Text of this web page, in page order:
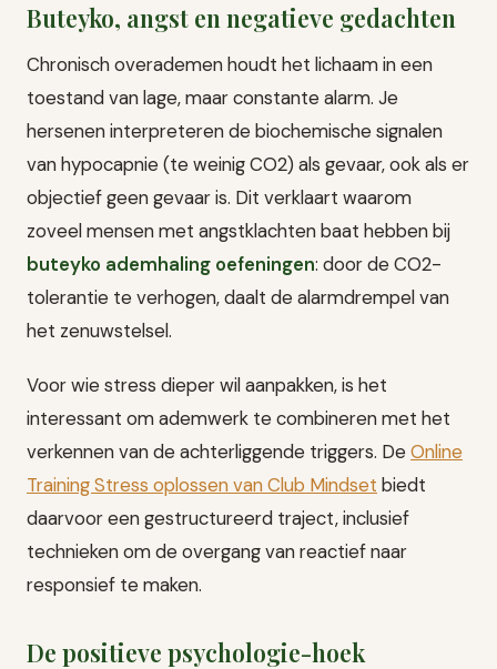
Buteyko, angst en negatieve gedachten
Chronisch overademen houdt het lichaam in een
toestand van lage, maar constante alarm. Je
hersenen interpreteren de biochemische signalen
van hypocapnie (te weinig CO2) als gevaar, ook als er
objectief geen gevaar is. Dit verklaart waarom
zoveel mensen met angstklachten baat hebben bij
buteyko ademhaling oefeningen: door de CO2-
tolerantie te verhogen, daalt de alarmdrempel van
het zenuwstelsel.
Voor wie stress dieper wil aanpakken, is het
interessant om ademwerk te combineren met het
verkennen van de achterliggende triggers. DeOnline
Training Stress oplossen van Club Mindset biedt
daarvoor een gestructureerd traject, inclusief
technieken om de overgang van reactief naar
responsief te maken.
De positieve psychologie-hoek